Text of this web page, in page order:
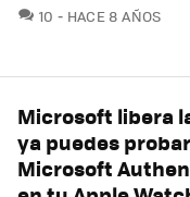
10 COMENTARIOS
HACE 8 AÑOS
Microsoft libera
ya puedes probar
Microsoft